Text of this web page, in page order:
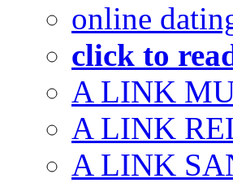
online
click to
A LINK
A LINK
A LINK